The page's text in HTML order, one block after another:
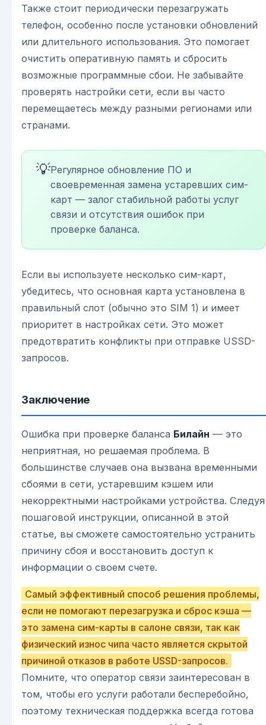
Также стоит периодически перезагружать
телефон, особенно после установки обновлений
или длительного использования. Это помогает
очистить оперативную память и сбросить
возможные программные сбои. Не забывайте
проверять настройки сети, если вы часто
перемещаетесь между разными регионами или
странами.
💡Регулярное обновление ПО и
своевременная замена устаревших сим-
карт — залог стабильной работы услуг
связи и отсутствия ошибок при
проверке баланса.
Если вы используете несколько сим-карт,
убедитесь, что основная карта установлена в
правильный слот (обычно это SIM 1) и имеет
приоритет в настройках сети. Это может
предотвратить конфликты при отправке USSD-
запросов.
Заключение
Ошибка при проверке баланса Билайн — это
неприятная, но решаемая проблема. В
большинстве случаев она вызвана временными
сбоями в сети, устаревшим кэшем или
некорректными настройками устройства. Следуя
пошаговой инструкции, описанной в этой
статье, вы сможете самостоятельно устранить
причину сбоя и восстановить доступ к
информации о своем счете.
Самый эффективный способ решения проблемы,
если не помогают перезагрузка и сброс кэша —
это замена сим-карты в салоне связи, так как
физический износ чипа часто является скрытой
причиной отказов в работе USSD-запросов.
Помните, что оператор связи заинтересован в
том, чтобы его услуги работали бесперебойно,
поэтому техническая поддержка всегда готова